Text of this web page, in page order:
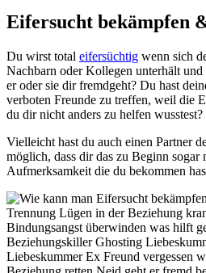
Eifersucht bekämpfen
Du wirst total eifersüchtig wenn sich
Nachbarn oder Kollegen unterhält und
er oder sie dir fremdgeht? Du hast
verboten Freunde zu treffen, weil die
du dir nicht anders zu helfen wusstest?
Vielleicht hast du auch einen Partner
möglich, dass dir das zu Beginn sogar
Aufmerksamkeit die du bekommen